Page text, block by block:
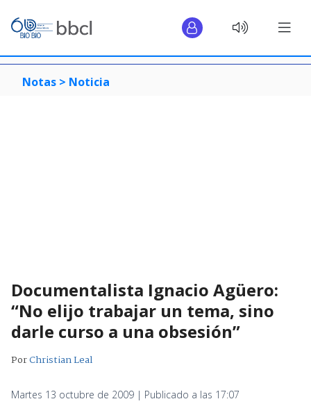
Notas > Noticia
Documentalista Ignacio Agüero:
“No elijo trabajar un tema, sino
darle curso a una obsesión”
PorChristian Leal
Martes 13 octubre de 2009 | Publicado a las 17:07